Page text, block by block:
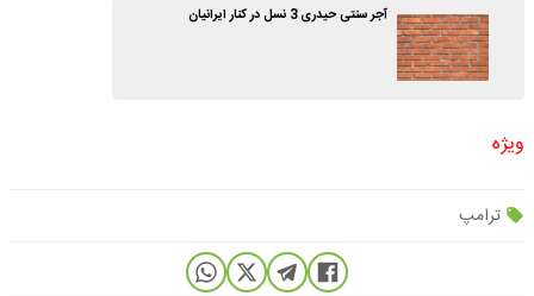
آجر سنتی حیدری 3 نسل در کنار ایرانیان
ویژه
ترامپ